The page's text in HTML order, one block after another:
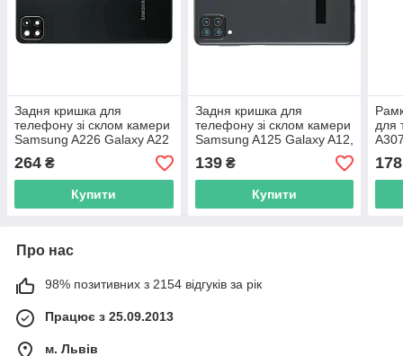
Задня кришка для
телефону зі склом камери
Samsung A226 Galaxy A22
5G (2021), Original PRC,
чорна
264 ₴
Купити
Задня кришка для
телефону зі склом камери
Samsung A125 Galaxy A12,
Original PRC, чорна
139₴
Купити
для
178
Про нас
98% позитивних з 2154 відгуків за рік
Працює з 25.09.2013
м. Львів